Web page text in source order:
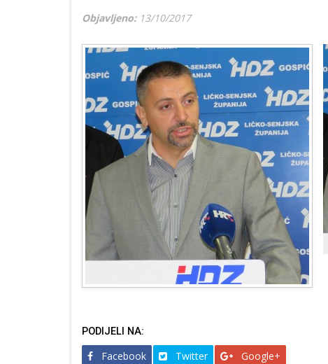
Objavljeno: 13/10/2017
PODIJELI NA:
Facebook Twitter Google+